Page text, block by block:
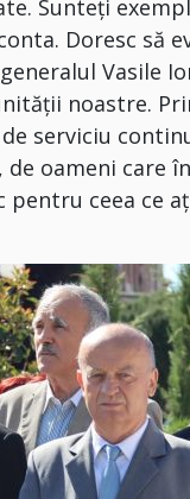
Sunteți
Doresc să
Vasile
noastre.
serviciu
de oameni care
pentru ceea ce